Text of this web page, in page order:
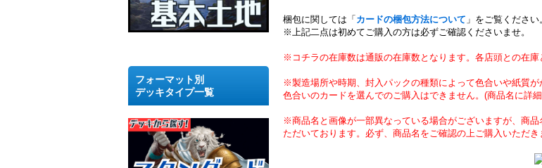
フォーマット別
デッキタイプ一覧
梱包に関しては「 カードの梱包方法について 」をご覧ください
※上記二点は初めてご購入の方は必ずご確認くださいませ。
※コチラの在庫数は通販の在庫数となります。各店頭との在庫
※製造場所や時期、封入パックの種類によって色合いや紙質
色合いのカードを選んでのご購入はできません。(商品名に詳
※商品名と画像が一部異なっている場合がございますが、商
ただいております。必ず、商品名をご確認の上ご購入いただき